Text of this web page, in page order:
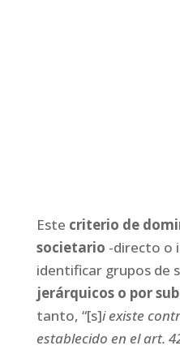
Este criterio de
societario -directo o
identificar grupos de
jerárquicos o por
tanto, “[s]i existe
establecido en el art.